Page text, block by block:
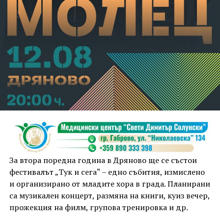
За втора поредна година в Дряново ще се състои
фестивалът „Тук и сега“ – едно събития, измислено
и организирано от младите хора в града. Планирани
са музикален концерт, размяна на книги, куиз вечер,
прожекция на филм, групова тренировка и др.